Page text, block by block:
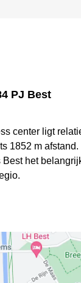
PJ Best
center ligt
1852 m afstand.
het